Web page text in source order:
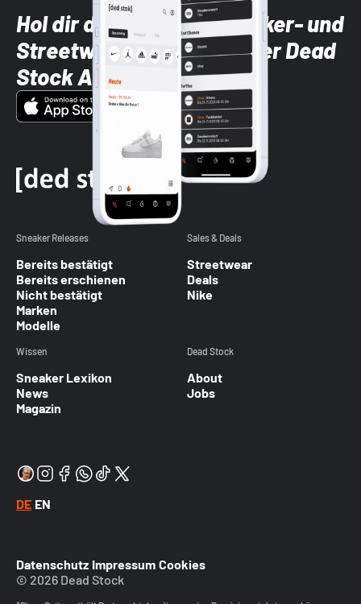
Hol dir die neuesten Sneaker- und
Streetwear-Brands mit der Dead
Stock App
Sneaker Releases
Bereits bestätigt
Bereits erschienen
Nicht bestätigt
Marken
Modelle
Sales & Deals
Streetwear
Deals
Nike
Wissen
Sneaker Lexikon
News
Magazin
Dead Stock
About
Jobs
DE EN
Datenschutz Impressum Cookies
© 2026 Dead Stock